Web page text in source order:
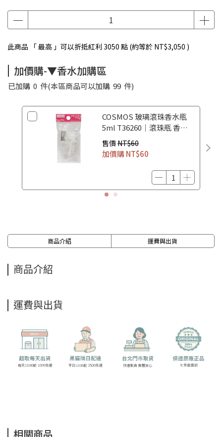
此商品 「 最高 」可以折抵紅利 3050 點 (約等於 NT$3,050 )
加價購-▼香水加購區
已加購 0 件(本區商品可以加購 99 件)
COSMOS 玻璃滾珠香水瓶
5ml T36260｜滾珠瓶 香水
空瓶 香水分裝瓶
售價 NT$60
加價購NT$60
商品介紹 運費與出貨
商品介紹
運費與出貨
相關商品